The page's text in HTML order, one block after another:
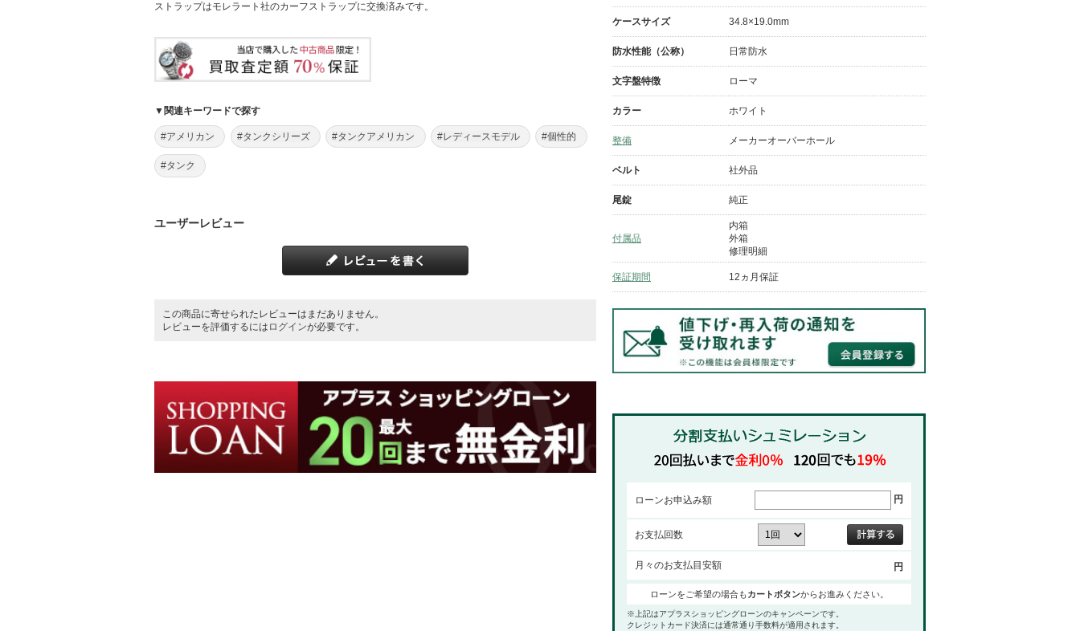
ストラップはモレラート社のカーフストラップに交換済みです。
▼関連キーワードで探す
#アメリカン #タンクシリーズ #タンクアメリカン #レディースモデル #個性的
#タンク
ユーザーレビュー
この商品に寄せられたレビューはまだありません。
レビューを評価するには ログインが必要です。
ケースサイズ 34.8×19.0mm
防水性能（公称） 日常防水
文字盤特徴 ローマ
カラー ホワイト
整備 メーカーオーバーホール
ベルト 社外品
尾錠 純正
付属品
内箱
外箱
修理明細
保証期間 12ヵ月保証
ローンお申込み額 円
お支払回数
月々のお支払目安額 円
ローンをご希望の場合もカートボタンからお進みください。
※上記はアプラスショッピングローンのキャンペーンです。
クレジットカード決済には通常通り手数料が適用されます。